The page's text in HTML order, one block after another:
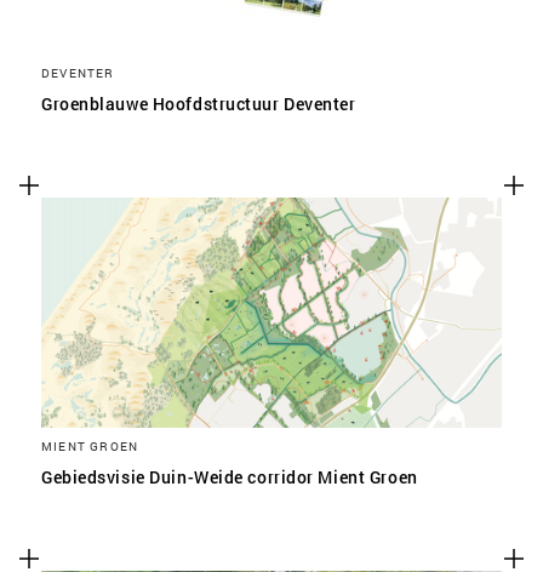
DEVENTER
Groenblauwe Hoofdstructuur Deventer
MIENT GROEN
Gebiedsvisie Duin-Weide corridor Mient Groen